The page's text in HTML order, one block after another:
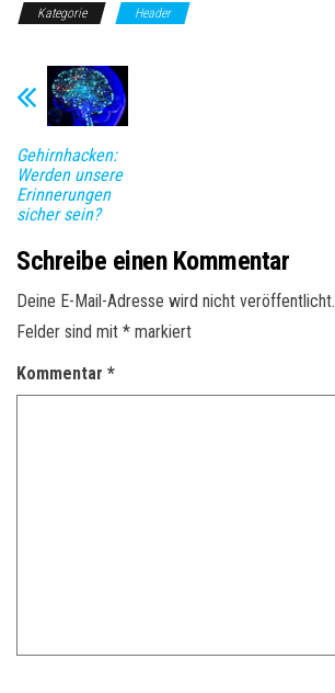
Kategorie Header
Gehirnhacken:
Werden unsere
Erinnerungen
sicher sein?
Schreibe einen Kommentar
Deine E-Mail-Adresse wird nicht veröffentlicht.
Felder sind mit * markiert
Kommentar *